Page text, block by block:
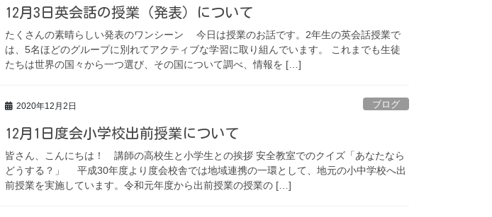
12月3日英会話の授業（発表）について
たくさんの素晴らしい発表のワンシーン 今日は授業のお話です。2年生の英会話授業で
は、5名ほどのグループに別れてアクティブな学習に取り組んでいます。 これまでも生徒
たちは世界の国々から一つ選び、その国について調べ、情報を […]
2020年12月2日 ブログ
12月1日度会小学校出前授業について
皆さん、こんにちは！ 講師の高校生と小学生との挨拶 安全教室でのクイズ「あなたなら
どうする？」 平成30年度より度会校舎では地域連携の一環として、地元の小中学校へ出
前授業を実施しています。令和元年度から出前授業の授業の […]